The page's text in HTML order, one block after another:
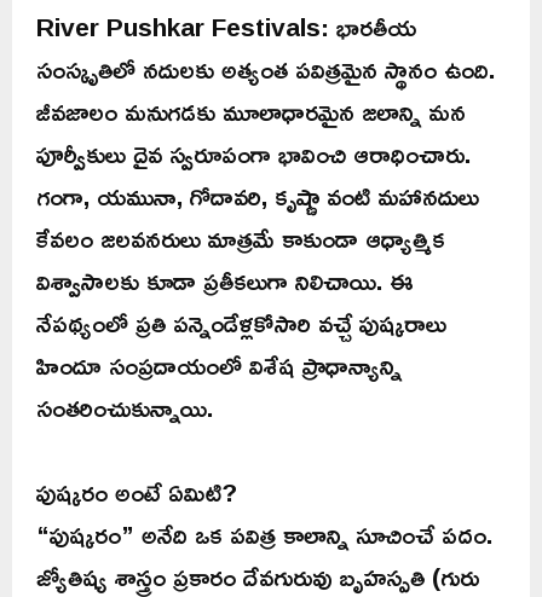
River Pushkar Festivals: భారతీయ
సంస్కృతిలో నదులకు అత్యంత పవిత్రమైన స్థానం ఉంది.
జీవజాలం మనుగడకు మూలాధారమైన జలాన్ని మన
పూర్వీకులు దైవ స్వరూపంగా భావించి ఆరాధించారు.
గంగా, యమునా, గోదావరి, కృష్ణా వంటి మహానదులు
కేవలం జలవనరులు మాత్రమే కాకుండా ఆధ్యాత్మిక
విశ్వాసాలకు కూడా ప్రతీకలుగా నిలిచాయి. ఈ
నేపథ్యంలో ప్రతి పన్నెండేళ్లకోసారి వచ్చే పుష్కరాలు
హిందూ సంప్రదాయంలో విశేష ప్రాధాన్యాన్ని
సంతరించుకున్నాయి.
పుష్కరం అంటే ఏమిటి?
“పుష్కరం” అనేది ఒక పవిత్ర కాలాన్ని సూచించే పదం.
జ్యోతిష్య శాస్త్రం ప్రకారం దేవగురువు బృహస్పతి (గురు